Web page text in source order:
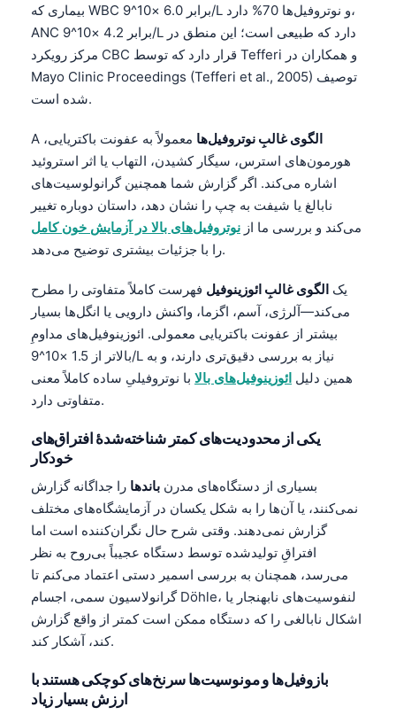
بیماری که WBC برابر 6.0 ×10^9/L و نوتروفیل‌ها 70% دارد،
ANC برابر 4.2 ×10^9/L دارد که طبیعی است؛ این منطق در
مرکز رویکرد CBC قرار دارد که توسط Tefferi و همکاران در
Mayo Clinic Proceedings (Tefferi et al., 2005) توصیف
شده است.
A الگوی غالبِ نوتروفیل‌ها معمولاً به عفونت باکتریایی،
هورمون‌های استرس، سیگار کشیدن، التهاب یا اثر استروئید
اشاره می‌کند. اگر گزارش شما همچنین گرانولوسیت‌های
نابالغ یا شیفت به چپ را نشان دهد، داستان دوباره تغییر
می‌کند و بررسی ما از نوتروفیل‌های بالا در آزمایش خون کامل
را با جزئیات بیشتری توضیح می‌دهد.
یک الگوی غالبِ ائوزینوفیل فهرست کاملاً متفاوتی را مطرح
می‌کند—آلرژی، آسم، اگزما، واکنش دارویی یا انگل‌ها بسیار
بیشتر از عفونت باکتریایی معمولی. ائوزینوفیل‌های مداومِ
بالاتر از 1.5 ×10^9/L نیاز به بررسی دقیق‌تری دارند، و به
همین دلیل ائوزینوفیل‌های بالا با نوتروفیلیِ ساده کاملاً معنی
متفاوتی دارد.
یکی از محدودیت‌های کمتر شناخته‌شدهٔ افتراق‌های
خودکار
بسیاری از دستگاه‌های مدرن باندها را جداگانه گزارش
نمی‌کنند، یا آن‌ها را به شکل یکسان در آزمایشگاه‌های مختلف
گزارش نمی‌دهند. وقتی شرح حال نگران‌کننده است اما
افتراقِ تولیدشده توسط دستگاه عجیباً بی‌روح به نظر
می‌رسد، همچنان به بررسی اسمیر دستی اعتماد می‌کنم تا
گرانولاسیون سمی، اجسام Döhle، لنفوسیت‌های نابهنجار یا
اشکال نابالغی را که دستگاه ممکن است کمتر از واقع گزارش
کند، آشکار کند.
بازوفیل‌ها و مونوسیت‌ها سرنخ‌های کوچکی هستند با
ارزش بسیار زیاد